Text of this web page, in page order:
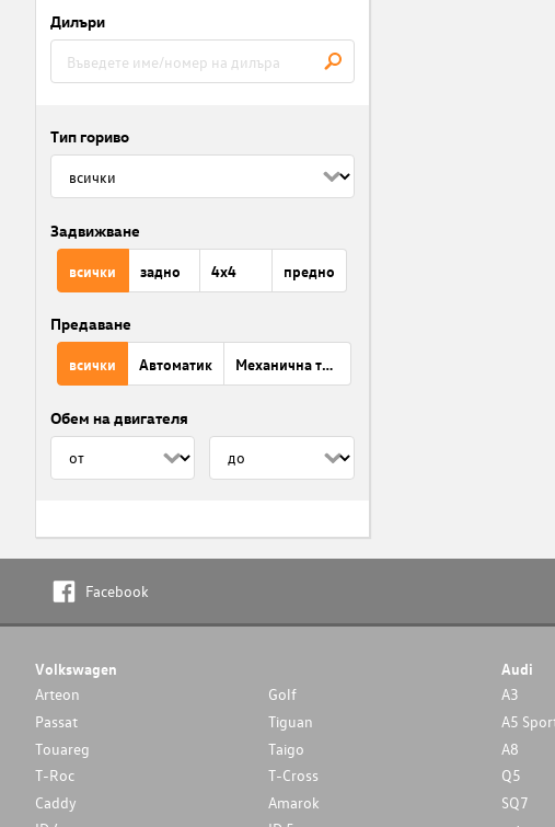
Дилъри
Тип гориво
Задвижване
всички задно 4x4 предно
Предаване
всички Автоматик Механична трансмисия
Обем на двигателя
Facebook
Volkswagen
Arteon
Golf
Passat
Tiguan
Touareg
Taigo
T-Roc
T-Cross
Caddy
Amarok
Audi
A3
A5
A8
Q5
SQ7